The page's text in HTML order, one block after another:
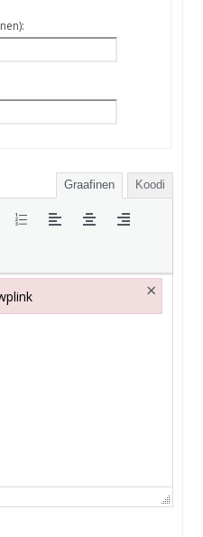
Graafinen Koodi
×